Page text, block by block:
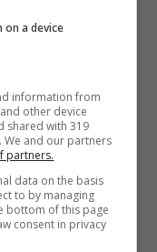
–
loro storia
sul web.
ha
a device
information from
other device
shared with 319
We and our partners
partners.
data on the basis
to by managing
bottom of this page
consent in privacy